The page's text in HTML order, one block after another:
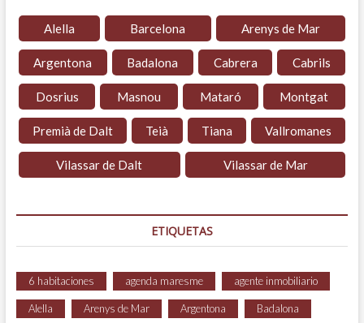
Alella Barcelona Arenys de Mar
Argentona Badalona Cabrera Cabrils
Dosrius Masnou Mataró Montgat
Premià de Dalt Teià Tiana Vallromanes
Vilassar de Dalt Vilassar de Mar
ETIQUETAS
6 habitaciones agenda maresme agente inmobiliario
Alella Arenys de Mar Argentona Badalona